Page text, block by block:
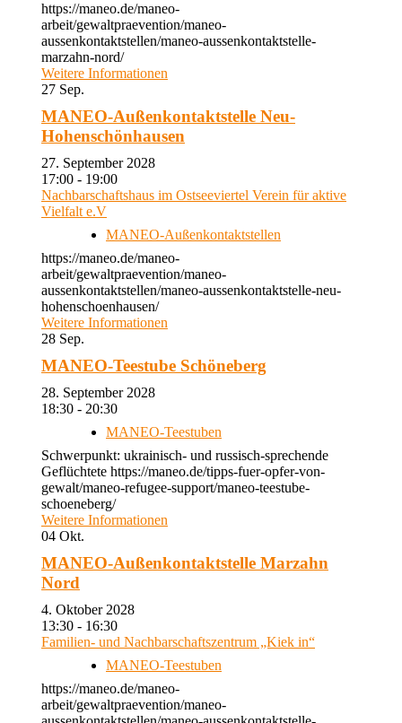
https://maneo.de/maneo-
arbeit/gewaltpraevention/maneo-
aussenkontaktstellen/maneo-aussenkontaktstelle-
marzahn-nord/
Weitere Informationen
27 Sep.
MANEO-Außenkontaktstelle Neu-
Hohenschönhausen
27. September 2028
17:00 - 19:00
Nachbarschaftshaus im Ostseeviertel Verein für aktive
Vielfalt e.V
MANEO-Außenkontaktstellen
https://maneo.de/maneo-
arbeit/gewaltpraevention/maneo-
aussenkontaktstellen/maneo-aussenkontaktstelle-neu-
hohenschoenhausen/
Weitere Informationen
28 Sep.
MANEO-Teestube Schöneberg
28. September 2028
18:30 - 20:30
MANEO-Teestuben
Schwerpunkt: ukrainisch- und russisch-sprechende
Geflüchtete https://maneo.de/tipps-fuer-opfer-von-
gewalt/maneo-refugee-support/maneo-teestube-
schoeneberg/
Weitere Informationen
04 Okt.
MANEO-Außenkontaktstelle Marzahn
Nord
4. Oktober 2028
13:30 - 16:30
Familien- und Nachbarschaftszentrum „Kiek in“
MANEO-Teestuben
https://maneo.de/maneo-
arbeit/gewaltpraevention/maneo-